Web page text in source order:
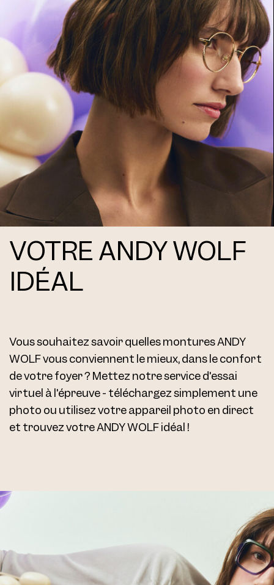
VOTRE ANDY WOLF
IDÉAL
Vous souhaitez savoir quelles montures ANDY
WOLF vous conviennent le mieux, dans le confort
de votre foyer ? Mettez notre service d'essai
virtuel à l'épreuve - téléchargez simplement une
photo ou utilisez votre appareil photo en direct
et trouvez votre ANDY WOLF idéal !
Frame 4746 Col. N 55/16
Frame 4746 Col. O 55/16